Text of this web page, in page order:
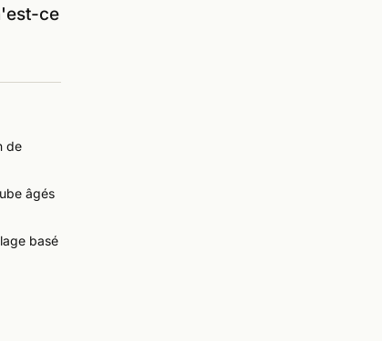
ce
de
âgés
basé